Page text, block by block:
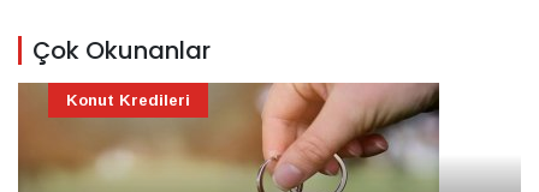
Çok Okunanlar
Konut Kredileri